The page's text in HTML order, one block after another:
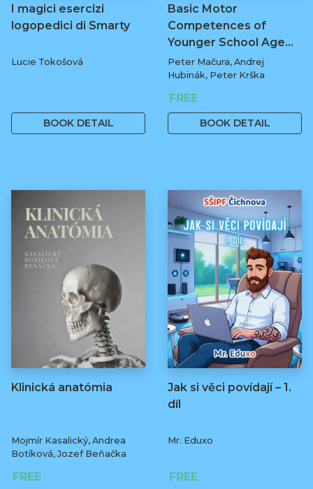
I magici esercizi
logopedici di Smarty
Lucie Tokošová
BOOK DETAIL
Basic Motor
Competences of
Younger School Age…
Peter Mačura, Andrej
Hubinák, Peter Krška
FREE
BOOK DETAIL
Klinická anatómia
Mojmír Kasalický, Andrea
Botíková, Jozef Beňačka
FREE
Jak si věci povídají – 1.
díl
Mr. Eduxo
FREE